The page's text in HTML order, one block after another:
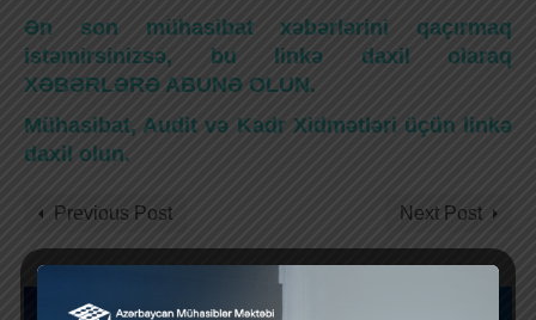
Ən son mühasibat xəbərlərini qaçırmaq
istəmirsinizsə, bu linkə daxil olaraq
XƏBƏRLƏRƏ ABUNƏ OLUN.
Mühasibat, Audit və Kadr Xidmətləri üçün linkə
daxil olun.
Previous Post Next Post